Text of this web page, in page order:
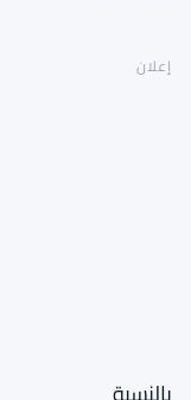
إعلان